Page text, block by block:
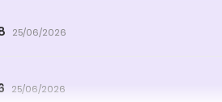
25/06/2026
25/06/2026